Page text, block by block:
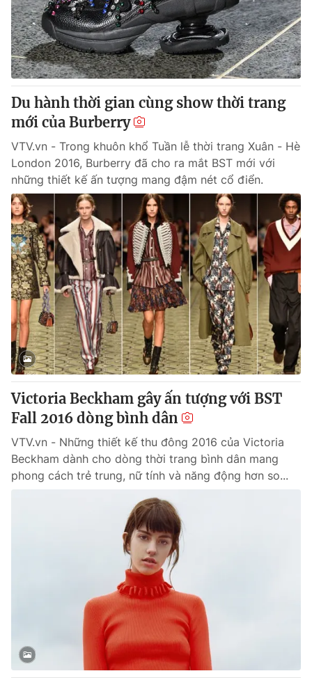
Du hành thời gian cùng show thời trang
mới của Burberry
VTV.vn - Trong khuôn khổ Tuần lễ thời trang Xuân - Hè
London 2016, Burberry đã cho ra mắt BST mới với
những thiết kế ấn tượng mang đậm nét cổ điển.
Victoria Beckham gây ấn tượng với BST
Fall 2016 dòng bình dân
VTV.vn - Những thiết kế thu đông 2016 của Victoria
Beckham dành cho dòng thời trang bình dân mang
phong cách trẻ trung, nữ tính và năng động hơn so...